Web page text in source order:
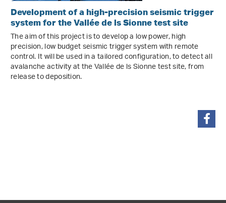
Development of a high-precision seismic trigger
system for the Vallée de ls Sionne test site
The aim of this project is to develop a low power, high
precision, low budget seismic trigger system with remote
control. It will be used in a tailored configuration, to detect all
avalanche activity at the Vallée de ls Sionne test site, from
release to deposition.